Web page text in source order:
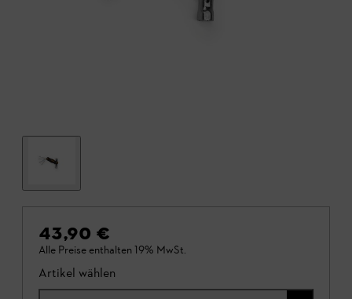
43,90 €
Alle Preise enthalten 19% MwSt.
Artikel wählen